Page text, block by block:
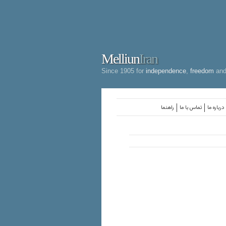
MelliunIran
Since 1905 for independence freedom
راهنما تماس با ما درباره ما